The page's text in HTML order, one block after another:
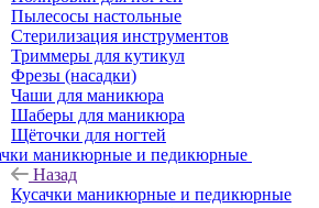
Пылесосы настольные
Стерилизация инструментов
Триммеры для кутикул
Фрезы (насадки)
Чаши для маникюра
Шаберы для маникюра
Щёточки для ногтей
маникюрные и педикюрные
Назад
Кусачки маникюрные и педикюрные